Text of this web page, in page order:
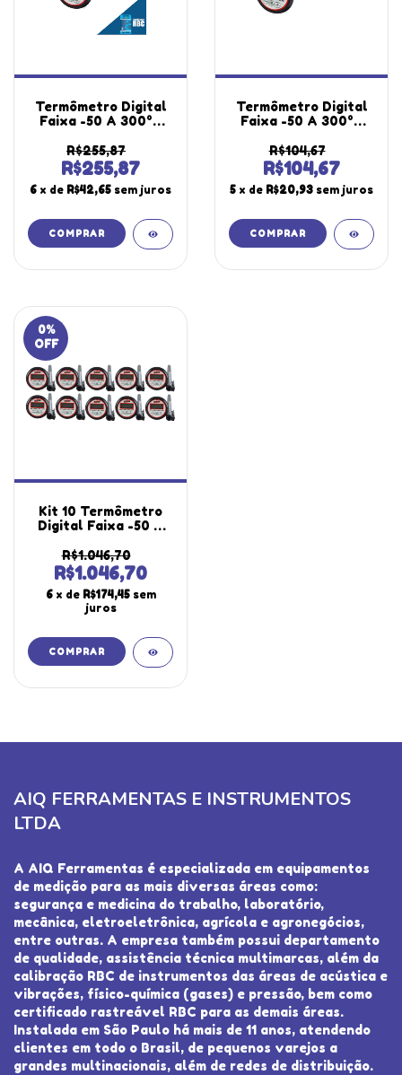
Termômetro Digital
Faixa -50 A 300°C
Contato A Prova
D'água Te-500
Portátil Instrutherm
Certificado Rbc
R$255,87
R$255,87
6 x de R$42,65 sem juros
Termômetro Digital
Faixa -50 A 300°C
Contato A Prova
D'água Tipo Espeto
Te-500 Portátil
Instrutherm
R$104,67
R$104,67
5 x de R$20,93 sem juros
0%
OFF
Kit 10 Termômetro
Digital Faixa -50 A
Contato A Prova
D'água Tipo Espeto
Te-500 Portátil
Instrutherm
R$1.046,70
R$1.046,70
6 x de R$174,45 sem
juros
AIQ FERRAMENTAS E INSTRUMENTOS
LTDA
A AIQ Ferramentas é especializada em equipamentos
de medição para as mais diversas áreas como:
segurança e medicina do trabalho, laboratório,
mecânica, eletroeletrônica, agrícola e agronegócios,
entre outras. A empresa também possui departamento
de qualidade, assistência técnica multimarcas, além da
calibração RBC de instrumentos das áreas de acústica e
vibrações, físico-química (gases) e pressão, bem como
certificado rastreável RBC para as demais áreas.
Instalada em São Paulo há mais de 11 anos, atendendo
clientes em todo o Brasil, de pequenos varejos a
grandes multinacionais, além de redes de distribuição.